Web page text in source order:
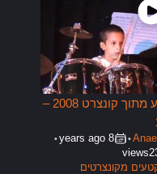
קטע מתוך קונצרט 2008 –
•
8 years ago
•
views
מקונצרטים